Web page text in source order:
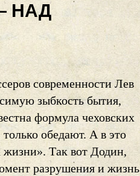
НАД
современности Лев
зыбкость бытия,
формула чеховских
обедают. А в это
жизни». Так вот Додин,
разрушения и жизнь